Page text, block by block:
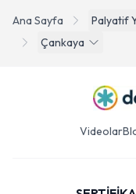
Ana Sayfa Palyatif
Çankaya
Videolar